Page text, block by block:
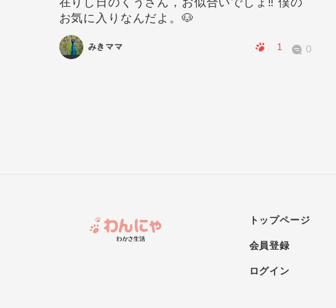
お気に入りなんだよ。🐶
みきママ 1 0
トップページ
会員登録
ログイン